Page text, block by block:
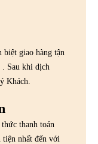
biệt giao hàng tận
Sau khi dịch
Khách.
thanh toán
tiện nhất đến với